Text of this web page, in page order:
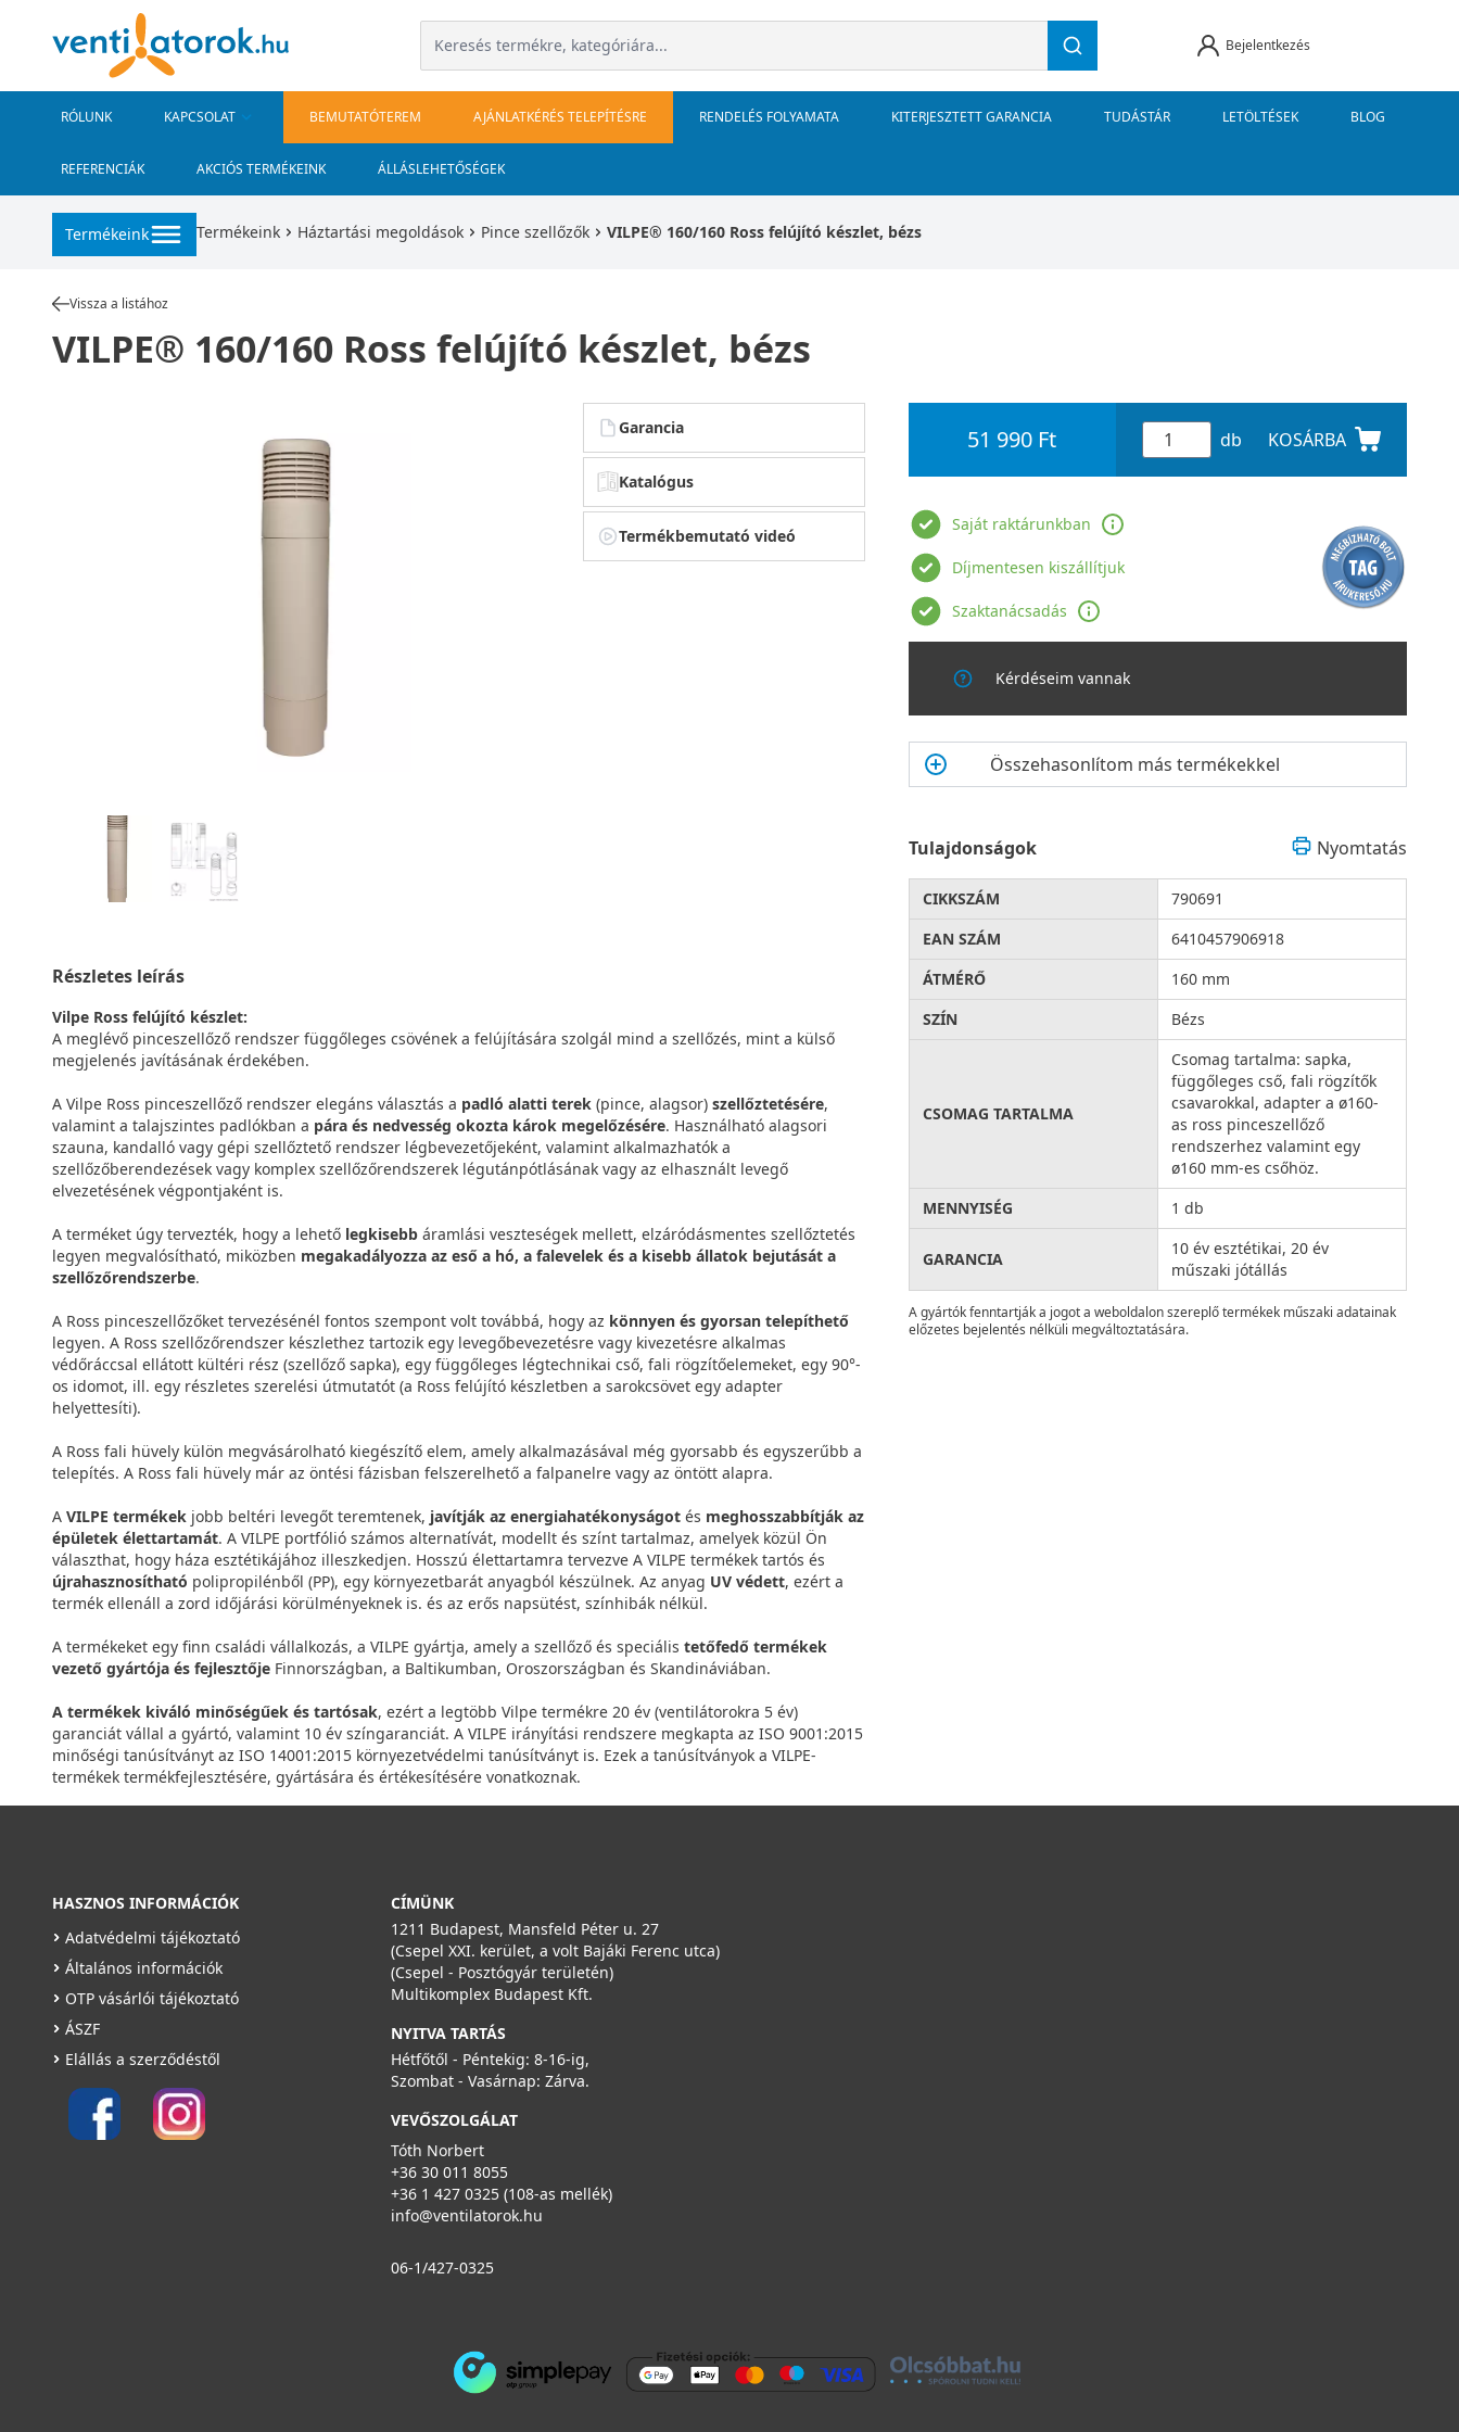
Bejelentkezés
RÓLUNK KAPCSOLAT BEMUTATÓTEREM AJÁNLATKÉRÉS TELEPÍTÉSRE RENDELÉS FOLYAMATA KITERJESZTETT GARANCIA TUDÁSTÁR LETÖLTÉSEK BLOG
REFERENCIÁK AKCIÓS TERMÉKEINK ÁLLÁSLEHETŐSÉGEK
Termékeink Termékeink Háztartási megoldások Pince szellőzők VILPE® 160/160 Ross felújító készlet, bézs
Vissza a listához
VILPE® 160/160 Ross felújító készlet, bézs
Garancia
Katalógus
Termékbemutató videó
Részletes leírás
Vilpe Ross felújító készlet:
A meglévő pinceszellőző rendszer függőleges csövének a felújítására szolgál mind a szellőzés, mint a külső
megjelenés javításának érdekében.
A Vilpe Ross pinceszellőző rendszer elegáns választás a padló alatti terek (pince, alagsor) szellőztetésére,
valamint a talajszintes padlókban a pára és nedvesség okozta károk megelőzésére. Használható alagsori
szauna, kandalló vagy gépi szellőztető rendszer légbevezetőjeként, valamint alkalmazhatók a
szellőzőberendezések vagy komplex szellőzőrendszerek légutánpótlásának vagy az elhasznált levegő
elvezetésének végpontjaként is.
A terméket úgy tervezték, hogy a lehető legkisebb áramlási veszteségek mellett, elzáródásmentes szellőztetés
legyen megvalósítható, miközben megakadályozza az eső a hó, a falevelek és a kisebb állatok bejutását a
szellőzőrendszerbe.
A Ross pinceszellőzőket tervezésénél fontos szempont volt továbbá, hogy az könnyen és gyorsan telepíthető
legyen. A Ross szellőzőrendszer készlethez tartozik egy levegőbevezetésre vagy kivezetésre alkalmas
védőráccsal ellátott kültéri rész (szellőző sapka), egy függőleges légtechnikai cső, fali rögzítőelemeket, egy 90°-
os idomot, ill. egy részletes szerelési útmutatót (a Ross felújító készletben a sarokcsövet egy adapter
helyettesíti).
A Ross fali hüvely külön megvásárolható kiegészítő elem, amely alkalmazásával még gyorsabb és egyszerűbb a
telepítés. A Ross fali hüvely már az öntési fázisban felszerelhető a falpanelre vagy az öntött alapra.
A VILPE termékek jobb beltéri levegőt teremtenek, javítják az energiahatékonyságot és meghosszabbítják az
épületek élettartamát. A VILPE portfólió számos alternatívát, modellt és színt tartalmaz, amelyek közül Ön
választhat, hogy háza esztétikájához illeszkedjen. Hosszú élettartamra tervezve A VILPE termékek tartós és
újrahasznosítható polipropilénből (PP), egy környezetbarát anyagból készülnek. Az anyag UV védett, ezért a
termék ellenáll a zord időjárási körülményeknek is. és az erős napsütést, színhibák nélkül.
A termékeket egy finn családi vállalkozás, a VILPE gyártja, amely a szellőző és speciális tetőfedő termékek
vezető gyártója és fejlesztője Finnországban, a Baltikumban, Oroszországban és Skandináviában.
A termékek kiváló minőségűek és tartósak, ezért a legtöbb Vilpe termékre 20 év (ventilátorokra 5 év)
garanciát vállal a gyártó, valamint 10 év színgaranciát. A VILPE irányítási rendszere megkapta az ISO 9001:2015
minőségi tanúsítványt az ISO 14001:2015 környezetvédelmi tanúsítványt is. Ezek a tanúsítványok a VILPE-
termékek termékfejlesztésére, gyártására és értékesítésére vonatkoznak.
51 990 Ft db KOSÁRBA
Saját raktárunkban
Díjmentesen kiszállítjuk
Szaktanácsadás
Kérdéseim vannak
Összehasonlítom más termékekkel
Tulajdonságok Nyomtatás
CIKKSZÁM
790691
EAN SZÁM
6410457906918
ÁTMÉRŐ
160 mm
SZÍN
Bézs
CSOMAG TARTALMA
Csomag tartalma: sapka,
függőleges cső, fali rögzítők
csavarokkal, adapter a ø160-
as ross pinceszellőző
rendszerhez valamint egy
ø160 mm-es csőhöz.
MENNYISÉG
1 db
GARANCIA
10 év esztétikai, 20 év
műszaki jótállás
A gyártók fenntartják a jogot a weboldalon szereplő termékek műszaki adatainak
előzetes bejelentés nélküli megváltoztatására.
HASZNOS INFORMÁCIÓK
Adatvédelmi tájékoztató
Általános információk
OTP vásárlói tájékoztató
ÁSZF
Elállás a szerződéstől
CÍMÜNK
1211 Budapest, Mansfeld Péter u. 27
(Csepel XXI. kerület, a volt Bajáki Ferenc utca)
(Csepel - Posztógyár területén)
Multikomplex Budapest Kft.
NYITVA TARTÁS
Hétfőtől - Péntekig: 8-16-ig,
Szombat - Vasárnap: Zárva.
VEVŐSZOLGÁLAT
Tóth Norbert
+36 30 011 8055
+36 1 427 0325 (108-as mellék)
info@ventilatorok.hu
06-1/427-0325